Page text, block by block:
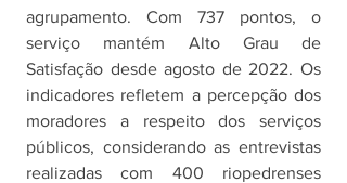
agrupamento. Com 737 pontos, o
serviço mantém Alto Grau de
Satisfação desde agosto de 2022. Os
indicadores refletem a percepção dos
moradores a respeito dos serviços
públicos, considerando as entrevistas
realizadas com 400 riopedrenses